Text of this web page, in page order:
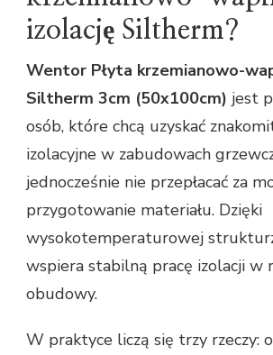
izolację Siltherm?
Wentor Płyta krzemianowo-
Siltherm 3cm (50x100cm) jest
osób, które chcą uzyskać
izolacyjne w zabudowach
jednocześnie nie przepłacać za
przygotowanie materiału. Dzięki
wysokotemperaturowej
wspiera stabilną pracę izolacji w
obudowy.
W praktyce liczą się trzy rzeczy: